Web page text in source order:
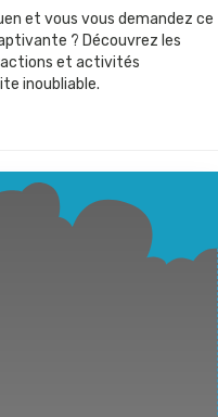
et vous vous demandez ce
? Découvrez les
et activités
inoubliable.